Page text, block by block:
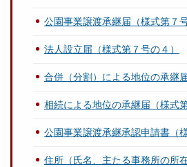
公園事業譲渡承継届（様式第７号
法人設立届（様式第７号の４）
合併（分割）による地位の承継
相続による地位の承継届（様式第
公園事業譲渡承継承認申請書（
住所（氏名、主たる事務所の所